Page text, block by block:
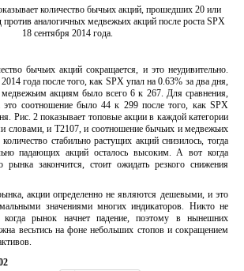
количество бычьих акций, прошедших 20 или
против аналогичных медвежьих акций после роста SPX
18 сентября 2014 года.
бычьих акций сокращается, и это неудивительно.
года после того, как SPX упал на 0.63% за два дня,
акциям было всего 6 к 267. Для сравнения,
это соотношение было 44 к 299 после того, как SPX
Рис. 2 показывает топовые акции в каждой категории
словами, и T2107, и соотношение бычьих и медвежьих
стабильно растущих акций снизилось, тогда
падающих акций осталось высоким. А вот когда
закончится, стоит ожидать резкого снижения
акции определенно не являются дешевыми, и это
значениями многих индикаторов. Никто не
когда рынок начнет падение, поэтому в нынешних
весьтись на фоне небольших стопов и сокращением